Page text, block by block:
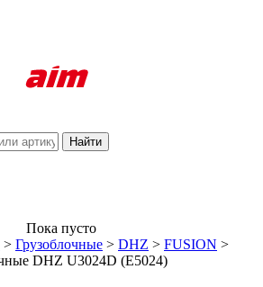
Найти
Пока пусто
> Грузоблочные > DHZ > FUSION >
DHZ U3024D (E5024)